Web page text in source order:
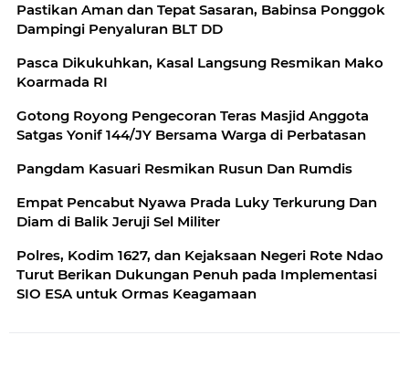
Pastikan Aman dan Tepat Sasaran, Babinsa Ponggok
Dampingi Penyaluran BLT DD
Pasca Dikukuhkan, Kasal Langsung Resmikan Mako
Koarmada RI
Gotong Royong Pengecoran Teras Masjid Anggota
Satgas Yonif 144/JY Bersama Warga di Perbatasan
Pangdam Kasuari Resmikan Rusun Dan Rumdis
Empat Pencabut Nyawa Prada Luky Terkurung Dan
Diam di Balik Jeruji Sel Militer
Polres, Kodim 1627, dan Kejaksaan Negeri Rote Ndao
Turut Berikan Dukungan Penuh pada Implementasi
SIO ESA untuk Ormas Keagamaan